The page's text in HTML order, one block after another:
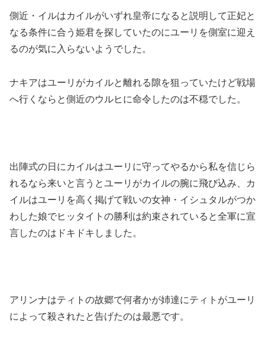
側近・イルはカイルがいずれ皇帝になると説明して正妃と
なる条件に合う姫君を探していたのにユーリを側室に迎え
るのが気に入らないようでした。
ナキアはユーリがカイルと離れる隙を狙っていたけど戦場
へ行くならと側近のウルヒに命令したのは不穏でした。
出陣式の日にカイルはユーリに守ってやるから私を信じら
れるなら来いと言うとユーリがカイルの腕に飛び込み、カ
イルはユーリを高く掲げて戦いの女神・イシュタルがつか
わした娘でヒッタイトの勝利は約束されていると全軍に宣
言したのはドキドキしました。
アリンナはティトの故郷で何者かが姉達にティトがユーリ
によって殺されたと告げたのは最悪です。